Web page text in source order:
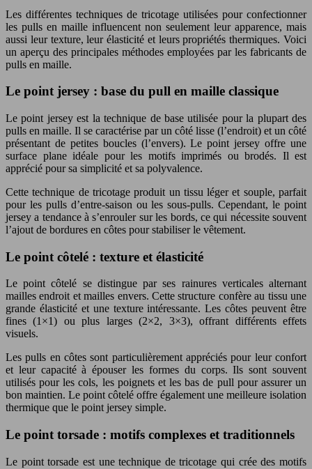
Les différentes techniques de tricotage utilisées pour confectionner
les pulls en maille influencent non seulement leur apparence, mais
aussi leur texture, leur élasticité et leurs propriétés thermiques. Voici
un aperçu des principales méthodes employées par les fabricants de
pulls en maille.
Le point jersey : base du pull en maille classique
Le point jersey est la technique de base utilisée pour la plupart des
pulls en maille. Il se caractérise par un côté lisse (l’endroit) et un côté
présentant de petites boucles (l’envers). Le point jersey offre une
surface plane idéale pour les motifs imprimés ou brodés. Il est
apprécié pour sa simplicité et sa polyvalence.
Cette technique de tricotage produit un tissu léger et souple, parfait
pour les pulls d’entre-saison ou les sous-pulls. Cependant, le point
jersey a tendance à s’enrouler sur les bords, ce qui nécessite souvent
l’ajout de bordures en côtes pour stabiliser le vêtement.
Le point côtelé : texture et élasticité
Le point côtelé se distingue par ses rainures verticales alternant
mailles endroit et mailles envers. Cette structure confère au tissu une
grande élasticité et une texture intéressante. Les côtes peuvent être
fines (1×1) ou plus larges (2×2, 3×3), offrant différents effets
visuels.
Les pulls en côtes sont particulièrement appréciés pour leur confort
et leur capacité à épouser les formes du corps. Ils sont souvent
utilisés pour les cols, les poignets et les bas de pull pour assurer un
bon maintien. Le point côtelé offre également une meilleure isolation
thermique que le point jersey simple.
Le point torsade : motifs complexes et traditionnels
Le point torsade est une technique de tricotage qui crée des motifs